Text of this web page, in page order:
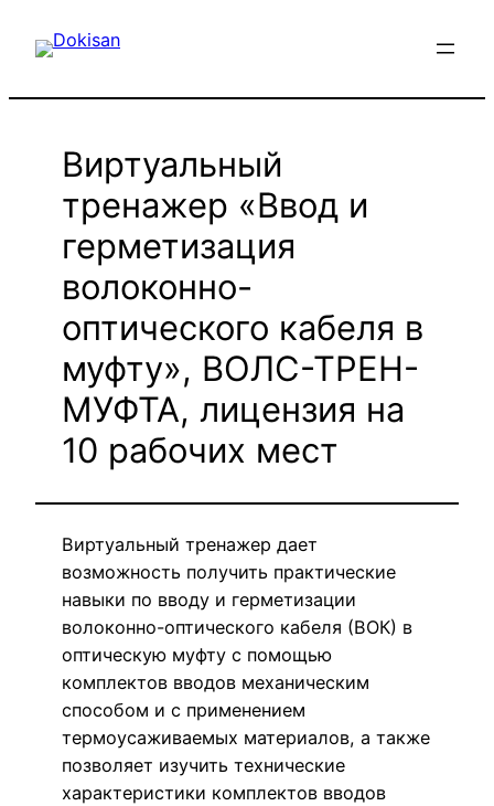
Виртуальный
тренажер «Ввод и
герметизация
волоконно-
оптического кабеля в
муфту», ВОЛС-ТРЕН-
МУФТА, лицензия на
10 рабочих мест
Виртуальный тренажер дает
возможность получить практические
навыки по вводу и герметизации
волоконно-оптического кабеля (ВОК) в
оптическую муфту с помощью
комплектов вводов механическим
способом и с применением
термоусаживаемых материалов, а также
позволяет изучить технические
характеристики комплектов вводов